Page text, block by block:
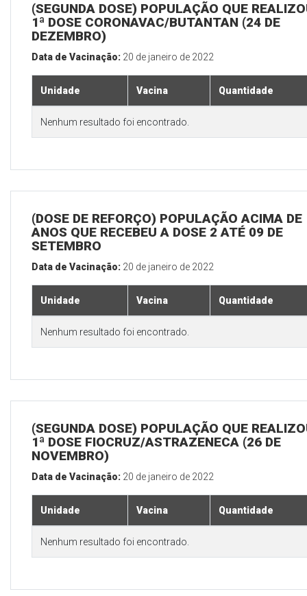
(SEGUNDA DOSE) POPULAÇÃO QUE
1ª DOSE CORONAVAC/BUTANTAN (24 DE
DEZEMBRO)
Data de Vacinação: 20 de janeiro de 2022
Unidade Vacina Quantidade
Nenhum resultado foi encontrado.
(DOSE DE REFORÇO) POPULAÇÃO ACIMA DE
ANOS QUE RECEBEU A DOSE 2 ATÉ 09 DE
SETEMBRO
Data de Vacinação: 20 de janeiro de 2022
Unidade Vacina Quantidade
Nenhum resultado foi encontrado.
(SEGUNDA DOSE) POPULAÇÃO QUE
1ª DOSE FIOCRUZ/ASTRAZENECA (26 DE
NOVEMBRO)
Data de Vacinação: 20 de janeiro de 2022
Unidade Vacina Quantidade
Nenhum resultado foi encontrado.